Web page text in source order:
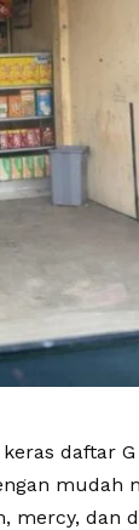
daftar
mudah
mercy, dan